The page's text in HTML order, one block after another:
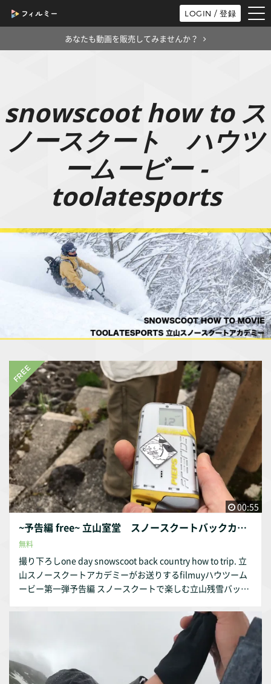
LOGIN / 登録
あなたも動画を販売してみませんか？
snowscoot how to ス
ノースクート ハウツ
ームービー -
toolatesports
00:55
~予告編 free~ 立山室堂 スノースクートバックカントリー 初級編
無料
撮り下ろしone day snowscoot back country how to trip. 立
山スノースクートアカデミーがお送りするfilmuyハウツーム
ービー第一弾予告編 スノースクートで楽しむ立山残雪バック